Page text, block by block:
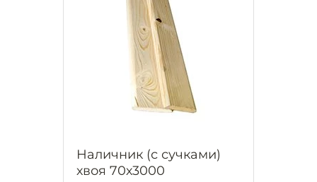
Наличник (с сучками)
хвоя 70х3000